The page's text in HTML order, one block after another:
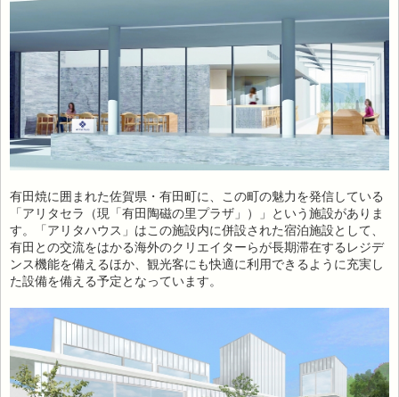
有田焼に囲まれた佐賀県・有田町に、この町の魅力を発信している
「アリタセラ（現「有田陶磁の里プラザ」）」という施設がありま
す。「アリタハウス」はこの施設内に併設された宿泊施設として、
有⽥との交流をはかる海外のクリエイターらが⻑期滞在するレジデ
ンス機能を備えるほか、観光客にも快適に利用できるように充実し
た設備を備える予定となっています。